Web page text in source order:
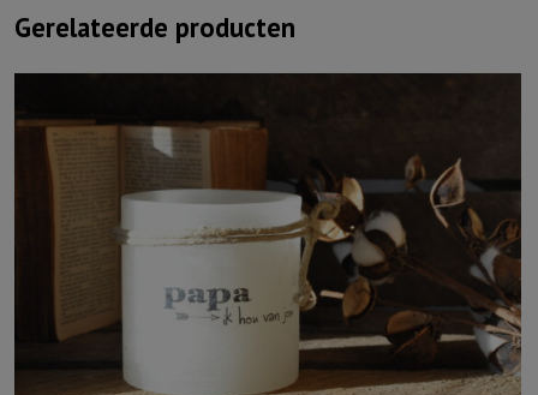
Gerelateerde producten